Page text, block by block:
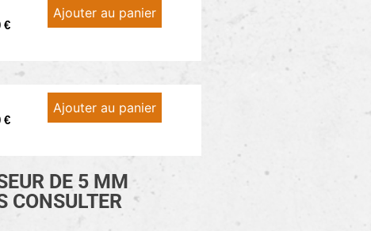
€
Ajouter au panier
€
Ajouter au panier
DE 5 MM
CONSULTER